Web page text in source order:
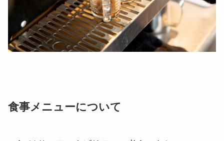
食事メニューについて